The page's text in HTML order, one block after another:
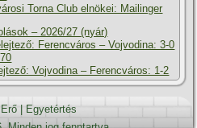
Torna Club elnökei: Mailinger
– 2026/27 (nyár)
Ferencváros – Vojvodina: 3-0
Vojvodina – Ferencváros: 1-2
Erő|
Egyetértés